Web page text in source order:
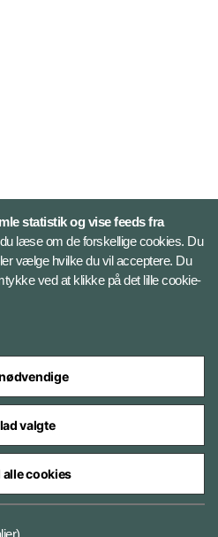
under Forsvarsministeriet
statistik og vise feeds fra
læse om de forskellige cookies. Du
vælge hvilke du vil acceptere. Du
ved at klikke på det lille cookie-
valgte
alle cookies